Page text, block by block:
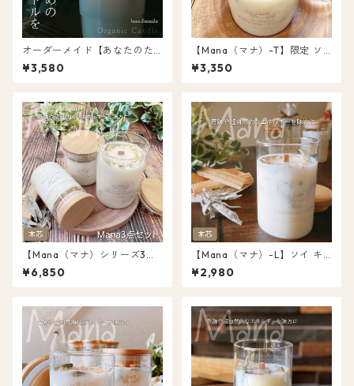
オーダーメイド【あなたのた
めのキャンドル】容器から材
料まで選んで自分だけのキャ
ガニック キャンドル 天然アロ
マ 送料無料
¥3,580
【Mana（マナ）-T】限定 ソ
イ キャンドル パロサント＆ホ
ワイトセージ オーガニック 天
¥3,350
【Mana（マナ）シリーズ3点
セット】ソイ キャンドル 木芯
ウッドウィック パロサント＆
¥6,850
【Mana（マナ）-L】ソイ キ
ャンドル 木芯 ウッドウィック
パロサント＆ホワイトセージ
¥2,980